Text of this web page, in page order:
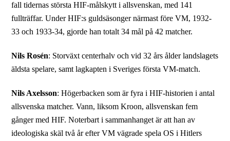
fall tidernas största HIF-målskytt i allsvenskan, med 141
fullträffar. Under HIF:s guldsäsonger närmast före VM, 1932-
33 och 1933-34, gjorde han totalt 34 mål på 42 matcher.
Nils Rosén: Storväxt centerhalv och vid 32 års ålder landslagets
äldsta spelare, samt lagkapten i Sveriges första VM-match.
Nils Axelsson: Högerbacken som är fyra i HIF-historien i antal
allsvenska matcher. Vann, liksom Kroon, allsvenskan fem
gånger med HIF. Noterbart i sammanhanget är att han av
ideologiska skäl två år efter VM vägrade spela OS i Hitlers